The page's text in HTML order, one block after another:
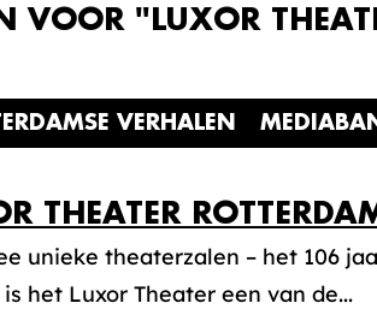
VOOR "LUXOR
VERHALEN
THEATER
unieke theaterzalen – het 106
is het Luxor Theater een van de...